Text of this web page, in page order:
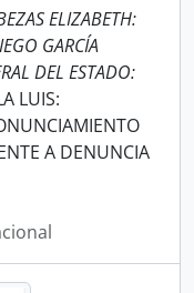
ELIZABETH:
GARCÍA
DEL ESTADO:
LUIS:
A DENUNCIA